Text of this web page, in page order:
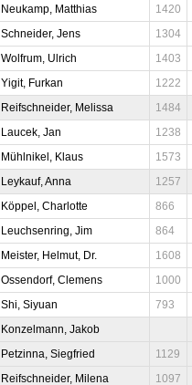
Neukamp, Matthias 1420
Schneider, Jens 1304
Wolfrum, Ulrich 1403
Yigit, Furkan 1222
Reifschneider, Melissa 1484
Laucek, Jan 1238
Mühlnikel, Klaus 1573
Leykauf, Anna 1257
Köppel, Charlotte 866
Leuchsenring, Jim 864
Meister, Helmut, Dr. 1608
Ossendorf, Clemens 1000
Shi, Siyuan 793
Konzelmann, Jakob
Petzinna, Siegfried 1129
Reifschneider, Milena 1097